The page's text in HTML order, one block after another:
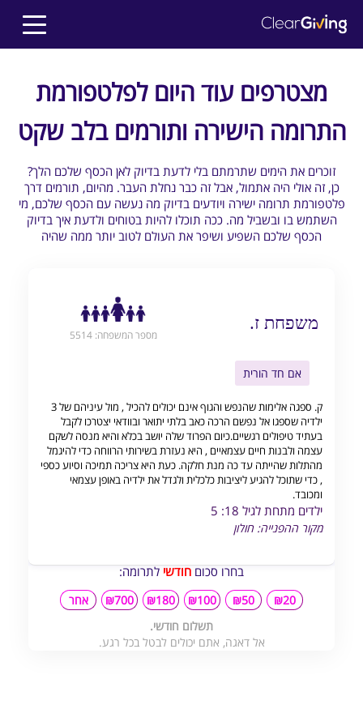
מצטרפים עוד היום לפלטפורמת
התרומה הישירה ותורמים בלב שקט
?זוכרים את הימים שתרמתם בלי לדעת בדיוק לאן הכסף שלכם הלך
כן, זה אולי היה אתמול, אבל זה כבר נחלת העבר. מהיום, תורמים דרך
פלטפורמת תרומה ישירה ויודעים בדיוק מה נעשה עם הכסף שלכם, מי
השתמש בו ובשביל מה. ככה תוכלו להיות בטוחים ולדעת איך בדיוק
הכסף שלכם השפיע ושיפר את העולם לטוב יותר ממה שהיה
מספר המשפחה: 5514
משפחת ז.
אם חד הורית
ק. ספגה אלימות שהנפש והגוף אינם יכולים להכיל , מול עיניהם של 3
ילדיה שספגו אל נפשם הרכה כאב בלתי יתואר ובוודאי יצטרכו לקבל
בעתיד טיפולים רגשיים.כיום הפרוד שלה יושב בכלא והיא מנסה לשקם
עצמה ולבנות חיים עצמאיים , היא נעזרת בשירותי הרווחה כדי להיגמל
מהתלות שהייתה עד כה מנת חלקה. כעת היא צריכה תמיכה וסיוע כספי
, כדי שתוכל להגיע ליציבות כלכלית ולגדל את ילדיה באופן עצמאי
ומכובד.
ילדים מתחת לגיל 18: 5
מקור ההפנייה: חולון
בחרו סכום חודשי לתרומה:
₪20
₪50
₪100
₪180
₪700
אחר
תשלום חודשי.
אל דאגה, אתם יכולים לבטל בכל רגע.